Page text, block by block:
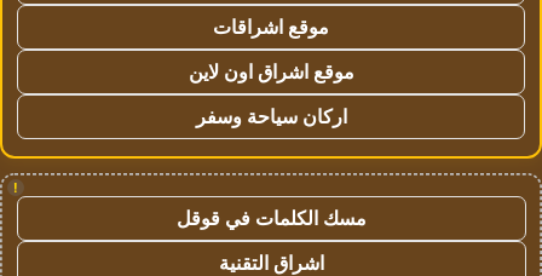
موقع اشراقات
موقع اشراق اون لاين
اركان سياحة وسفر
!
مسك الكلمات في قوقل
اشراق التقنية